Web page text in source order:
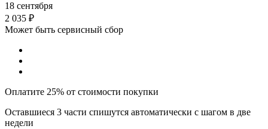
18 сентября
2 035 ₽
Может быть сервисный сбор
Оплатите 25% от стоимости покупки
Оставшиеся 3 части спишутся автоматически с шагом в две
недели